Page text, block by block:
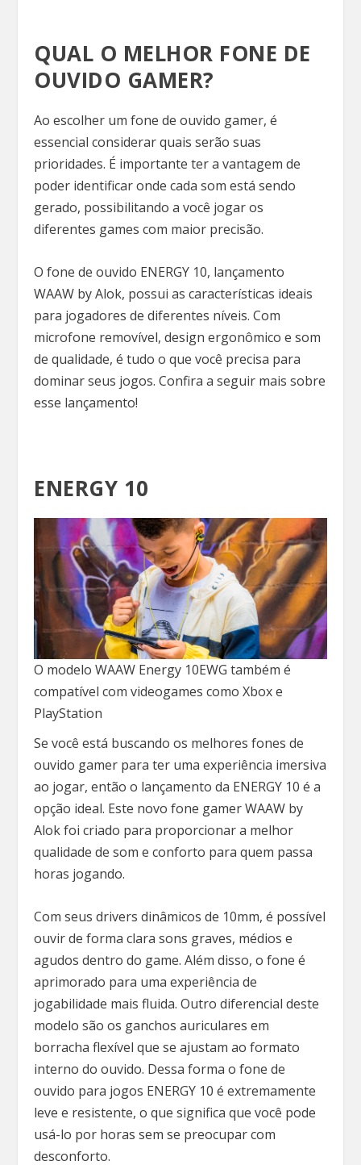
QUAL O MELHOR FONE DE
OUVIDO GAMER?
Ao escolher um fone de ouvido gamer, é
essencial considerar quais serão suas
prioridades. É importante ter a vantagem de
poder identificar onde cada som está sendo
gerado, possibilitando a você jogar os
diferentes games com maior precisão.
O fone de ouvido ENERGY 10, lançamento
WAAW by Alok, possui as características ideais
para jogadores de diferentes níveis. Com
microfone removível, design ergonômico e som
de qualidade, é tudo o que você precisa para
dominar seus jogos. Confira a seguir mais sobre
esse lançamento!
ENERGY 10
O modelo WAAW Energy 10EWG também é
compatível com videogames como Xbox e
PlayStation
Se você está buscando os melhores fones de
ouvido gamer para ter uma experiência imersiva
ao jogar, então o lançamento da ENERGY 10 é a
opção ideal. Este novo fone gamer WAAW by
Alok foi criado para proporcionar a melhor
qualidade de som e conforto para quem passa
horas jogando.
Com seus drivers dinâmicos de 10mm, é possível
ouvir de forma clara sons graves, médios e
agudos dentro do game. Além disso, o fone é
aprimorado para uma experiência de
jogabilidade mais fluida. Outro diferencial deste
modelo são os ganchos auriculares em
borracha flexível que se ajustam ao formato
interno do ouvido. Dessa forma o fone de
ouvido para jogos ENERGY 10 é extremamente
leve e resistente, o que significa que você pode
usá-lo por horas sem se preocupar com
desconforto.